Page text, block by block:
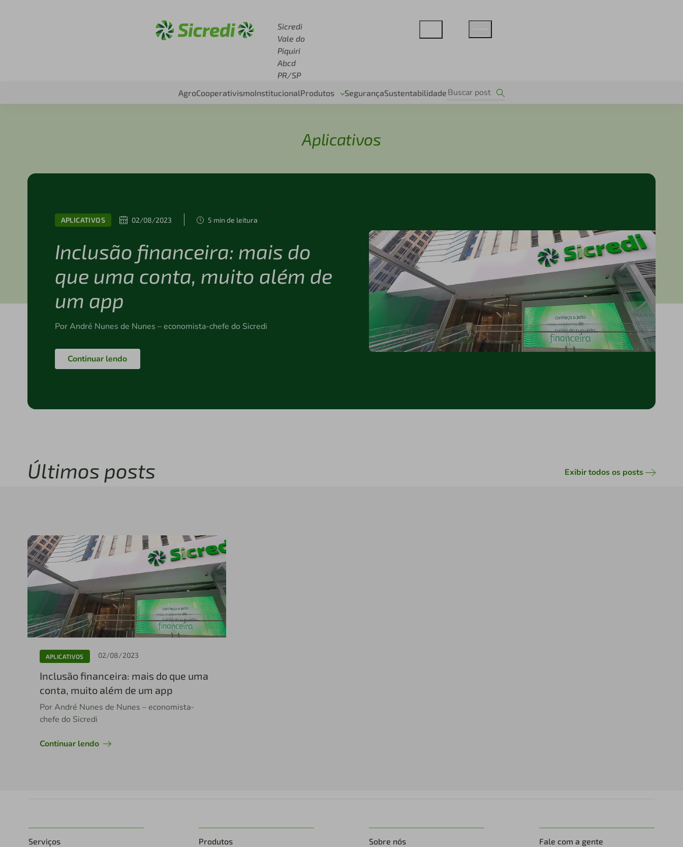
Sicredi
Vale do
Piquiri
Abcd
PR/SP
AgroCooperativismoInstitucionalProdutos SegurançaSustentabilidade
Aplicativos
APLICATIVOS 02/08/2023 5 min de leitura
Inclusão financeira: mais do
que uma conta, muito além de
um app
Por André Nunes de Nunes – economista-chefe do Sicredi
Continuar lendo
Últimos posts Exibir todos os posts
APLICATIVOS 02/08/2023
Inclusão financeira: mais do que uma
conta, muito além de um app
Por André Nunes de Nunes – economista-
chefe do Sicredi
Continuar lendo
Serviços Produtos Sobre nós Fale com a gente